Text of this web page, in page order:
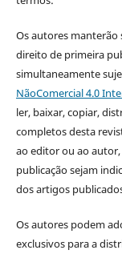
Os autores manterão
direito de primeira
simultaneamente
NãoComercial 4.0
ler, baixar, copiar,
completos desta
ao editor ou ao
publicação sejam
dos artigos
Os autores podem
exclusivos para a